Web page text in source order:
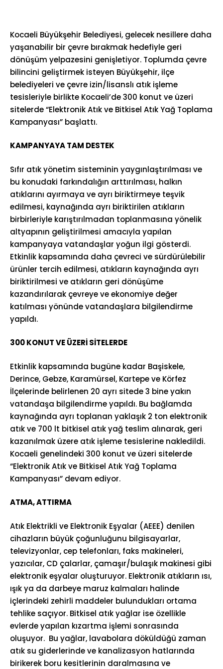
Kocaeli Büyükşehir Belediyesi, gelecek nesillere daha
yaşanabilir bir çevre bırakmak hedefiyle geri
dönüşüm yelpazesini genişletiyor. Toplumda çevre
bilincini geliştirmek isteyen Büyükşehir, ilçe
belediyeleri ve çevre izin/lisanslı atık işleme
tesisleriyle birlikte Kocaeli’de 300 konut ve üzeri
sitelerde “Elektronik Atık ve Bitkisel Atık Yağ Toplama
Kampanyası” başlattı.
KAMPANYAYA TAM DESTEK
Sıfır atık yönetim sisteminin yaygınlaştırılması ve
bu konudaki farkındalığın arttırılması, halkın
atıklarını ayırmaya ve ayrı biriktirmeye teşvik
edilmesi, kaynağında ayrı biriktirilen atıkların
birbirleriyle karıştırılmadan toplanmasına yönelik
altyapının geliştirilmesi amacıyla yapılan
kampanyaya vatandaşlar yoğun ilgi gösterdi.
Etkinlik kapsamında daha çevreci ve sürdürülebilir
ürünler tercih edilmesi, atıkların kaynağında ayrı
biriktirilmesi ve atıkların geri dönüşüme
kazandırılarak çevreye ve ekonomiye değer
katılması yönünde vatandaşlara bilgilendirme
yapıldı.
300 KONUT VE ÜZERİ SİTELERDE
Etkinlik kapsamında bugüne kadar Başiskele,
Derince, Gebze, Karamürsel, Kartepe ve Körfez
İlçelerinde belirlenen 20 ayrı sitede 3 bine yakın
vatandaşa bilgilendirme yapıldı. Bu bağlamda
kaynağında ayrı toplanan yaklaşık 2 ton elektronik
atık ve 700 lt bitkisel atık yağ teslim alınarak, geri
kazanılmak üzere atık işleme tesislerine nakledildi.
Kocaeli genelindeki 300 konut ve üzeri sitelerde
“Elektronik Atık ve Bitkisel Atık Yağ Toplama
Kampanyası” devam ediyor.
ATMA, ATTIRMA
Atık Elektrikli ve Elektronik Eşyalar (AEEE) denilen
cihazların büyük çoğunluğunu bilgisayarlar,
televizyonlar, cep telefonları, faks makineleri,
yazıcılar, CD çalarlar, çamaşır/bulaşık makinesi gibi
elektronik eşyalar oluşturuyor. Elektronik atıkların ısı,
ışık ya da darbeye maruz kalmaları halinde
içlerindeki zehirli maddeler bulundukları ortama
tehlike saçıyor. Bitkisel atık yağlar ise özellikle
evlerde yapılan kızartma işlemi sonrasında
oluşuyor. Bu yağlar, lavabolara döküldüğü zaman
atık su giderlerinde ve kanalizasyon hatlarında
birikerek boru kesitlerinin daralmasına ve